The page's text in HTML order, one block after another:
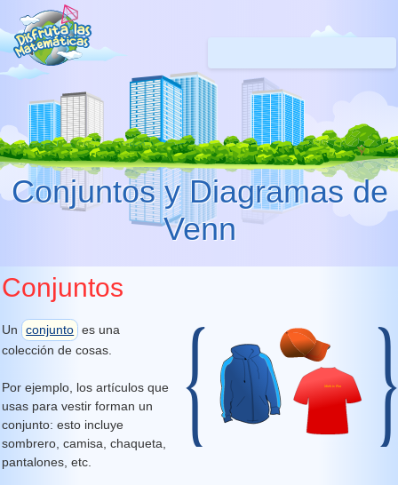
Conjuntos y Diagramas de
Venn
Conjuntos
Un conjunto es una
colección de cosas.
Por ejemplo, los artículos que
usas para vestir forman un
conjunto: esto incluye
sombrero, camisa, chaqueta,
pantalones, etc.